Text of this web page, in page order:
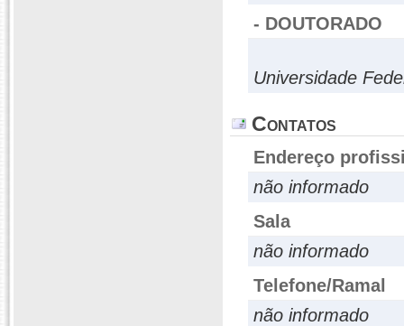
- DOUTORADO
Universidade
Contatos
Endereço
não informado
Sala
não informado
Telefone/Ramal
não informado